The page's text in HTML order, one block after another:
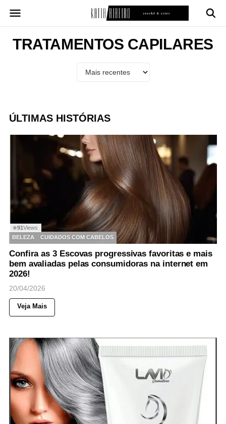
para
conteúdo
TRATAMENTOS CAPILARES
ÚLTIMAS HISTÓRIAS
◉91Views
BELEZA
CUIDADOS COM CABELOS
Confira as 3 Escovas progressivas favoritas e mais
bem avaliadas pelas consumidoras na internet em
2026!
20/04/2026
Veja Mais